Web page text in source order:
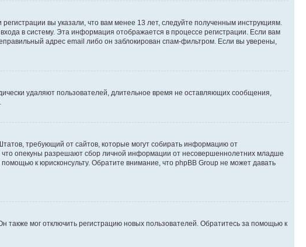
вы указали, что вам менее 13 лет, следуйте полученным инструкциям.
в систему. Эта информация отображается в процессе регистрации. Если вам
адрес email либо он заблокирован спам-фильтром. Если вы уверены,
удаляют пользователей, длительное время не оставляющих сообщения,
требующий от сайтов, которые могут собирать информацию от
опекуны разрешают сбор личной информации от несовершеннолетних младше
к юрисконсульту. Обратите внимание, что phpBB Group не может давать
мог отключить регистрацию новых пользователей. Обратитесь за помощью к